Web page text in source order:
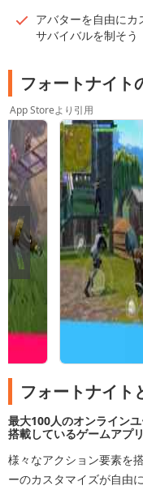
アバターを自由に
サバイバルを制そう
フォートナイト
App Storeより引用
フォートナイト
最大100人のオンライン
搭載しているゲームアプリ
様々なアクション要素を
ーのカスタマイズが自由